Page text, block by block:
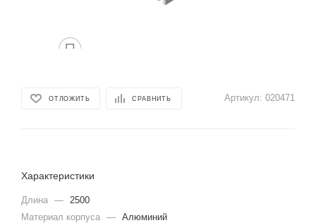
ОТЛОЖИТЬ СРАВНИТЬ Артикул: 020471
Характеристики
Длина — 2500
Материал корпуса — Алюминий